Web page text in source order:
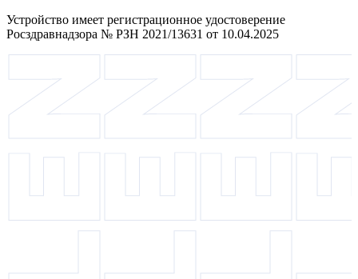
Устройство имеет регистрационное удостоверение
Росздравнадзора № РЗН 2021/13631 от 10.04.2025